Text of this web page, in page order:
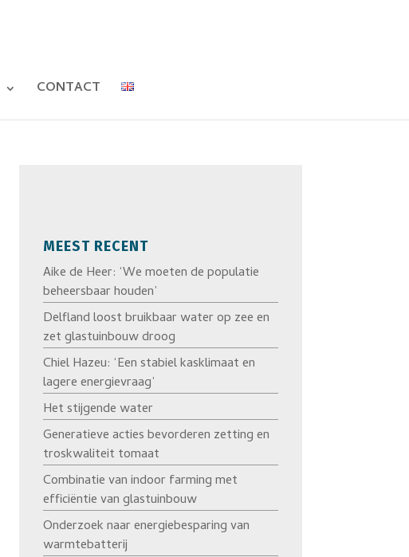
CONTACT
MEEST RECENT
Aike de Heer: ‘We moeten de populatie
beheersbaar houden’
Delfland loost bruikbaar water op zee en
zet glastuinbouw droog
Chiel Hazeu: ‘Een stabiel kasklimaat en
lagere energievraag’
Het stijgende water
Generatieve acties bevorderen zetting en
troskwaliteit tomaat
Combinatie van indoor farming met
efficiëntie van glastuinbouw
Onderzoek naar energiebesparing van
warmtebatterij